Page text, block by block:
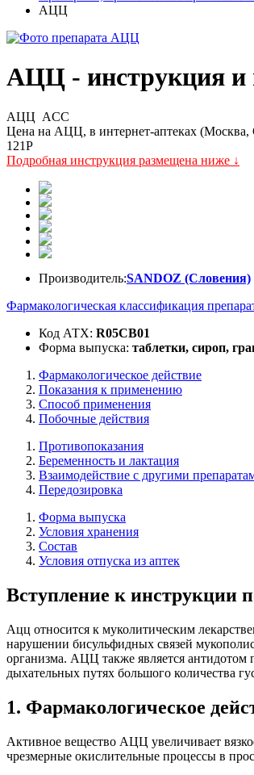
АЦЦ
АЦЦ - инструкция и
АЦЦ ACC
Цена на АЦЦ, в интернет-аптеках (Москва,
121P
Подробная инструкция размещена ниже ↓
Производитель:SANDOZ (Словения)
Фармакологическая классификация
Код АТХ: R05CB01
Форма выпуска: таблетки, сироп,
Фармакологическое действие
Показания к применению
Способ применения
Побочные действия
Противопоказания
Беременность и лактация
Взаимодействие с другими
Передозировка
Форма выпуска
Условия хранения
Состав
Условия отпуска из аптек
Вступление к инструкции
Ацц относится к муколитическим
нарушении бисульфидных связей
организма. АЦЦ также является антидотом
дыхательных путях большого количества
1. Фармакологическое
Активное вещество АЦЦ увеличивает
чрезмерные окислительные процессы в